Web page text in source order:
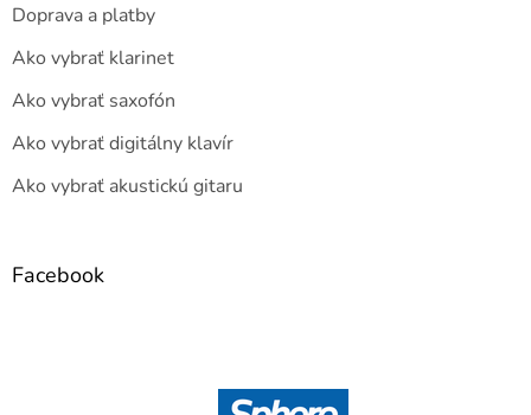
Doprava a platby
Ako vybrať klarinet
Ako vybrať saxofón
Ako vybrať digitálny klavír
Ako vybrať akustickú gitaru
Facebook